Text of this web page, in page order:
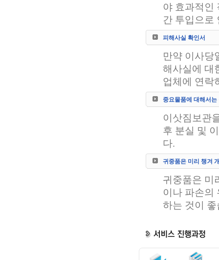
야 효과적인
간 투입으로
피해사실 확인서
만약 이사당
해사실에 대
업체에 연락
중요물품에 대해서는
이삿짐보관
후 분실 및
다.
귀중품은 미리 챙겨
귀중품은 미
이나 파손의
하는 것이 좋